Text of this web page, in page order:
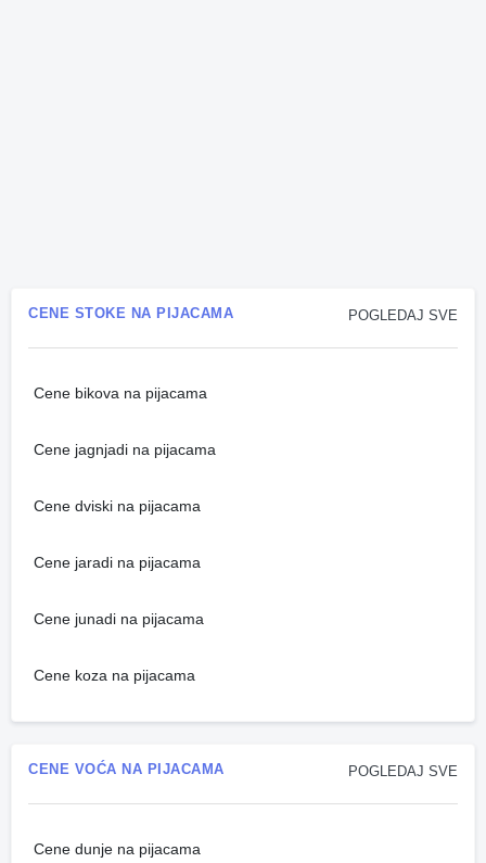
POGLEDAJ SVE
CENE STOKE NA PIJACAMA
Cene bikova na pijacama
Cene jagnjadi na pijacama
Cene dviski na pijacama
Cene jaradi na pijacama
Cene junadi na pijacama
Cene koza na pijacama
POGLEDAJ SVE
CENE VOĆA NA PIJACAMA
Cene dunje na pijacama